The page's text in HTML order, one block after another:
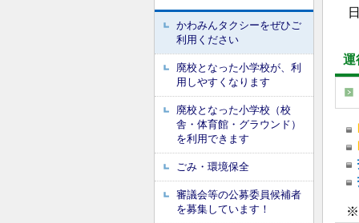
かわみんタクシーをぜひご
利用ください
廃校となった小学校が、利
用しやすくなります
廃校となった小学校（校
舎・体育館・グラウンド）
を利用できます
ごみ・環境保全
審議会等の公募委員候補者
を募集しています！
日
運
※